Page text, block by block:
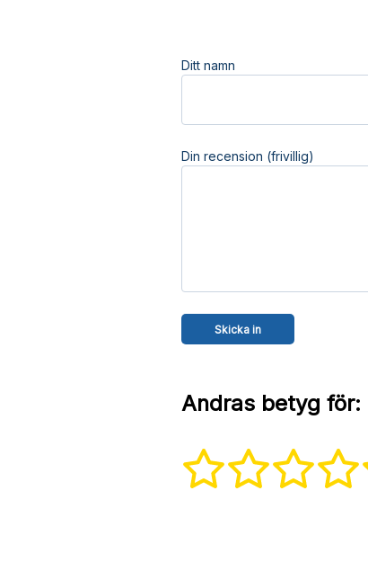
Ditt namn
Din recension (frivillig)
Andras betyg för: